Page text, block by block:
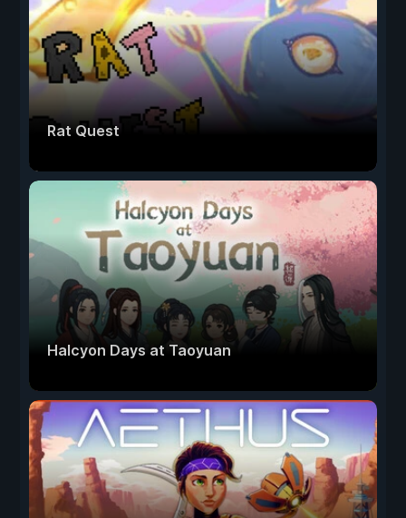
Rat Quest
Halcyon Days at Taoyuan